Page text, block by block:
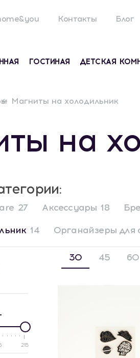
Контакты Блог
ГОСТИНАЯ ДЕТСКАЯ
Магниты на холодильник
на
27 Аксессуары 18
14 Органайзеры для
215
30 45 60